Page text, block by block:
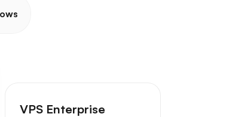
VPS Enterprise